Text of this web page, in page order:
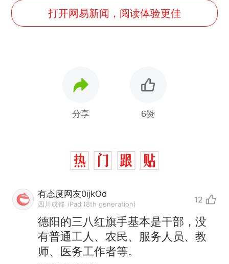
打开网易新闻，阅读体验更佳
分享 6赞
有态度网友0ijkOd
四川成都 iPad (8th generation) 12
德阳的三八红旗手基本是干部，没
有普通工人、农民、服务人员、教
师、医务工作者等。
热 那个在床头放菜刀的女孩，